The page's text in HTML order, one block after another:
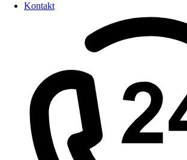
Kontakt